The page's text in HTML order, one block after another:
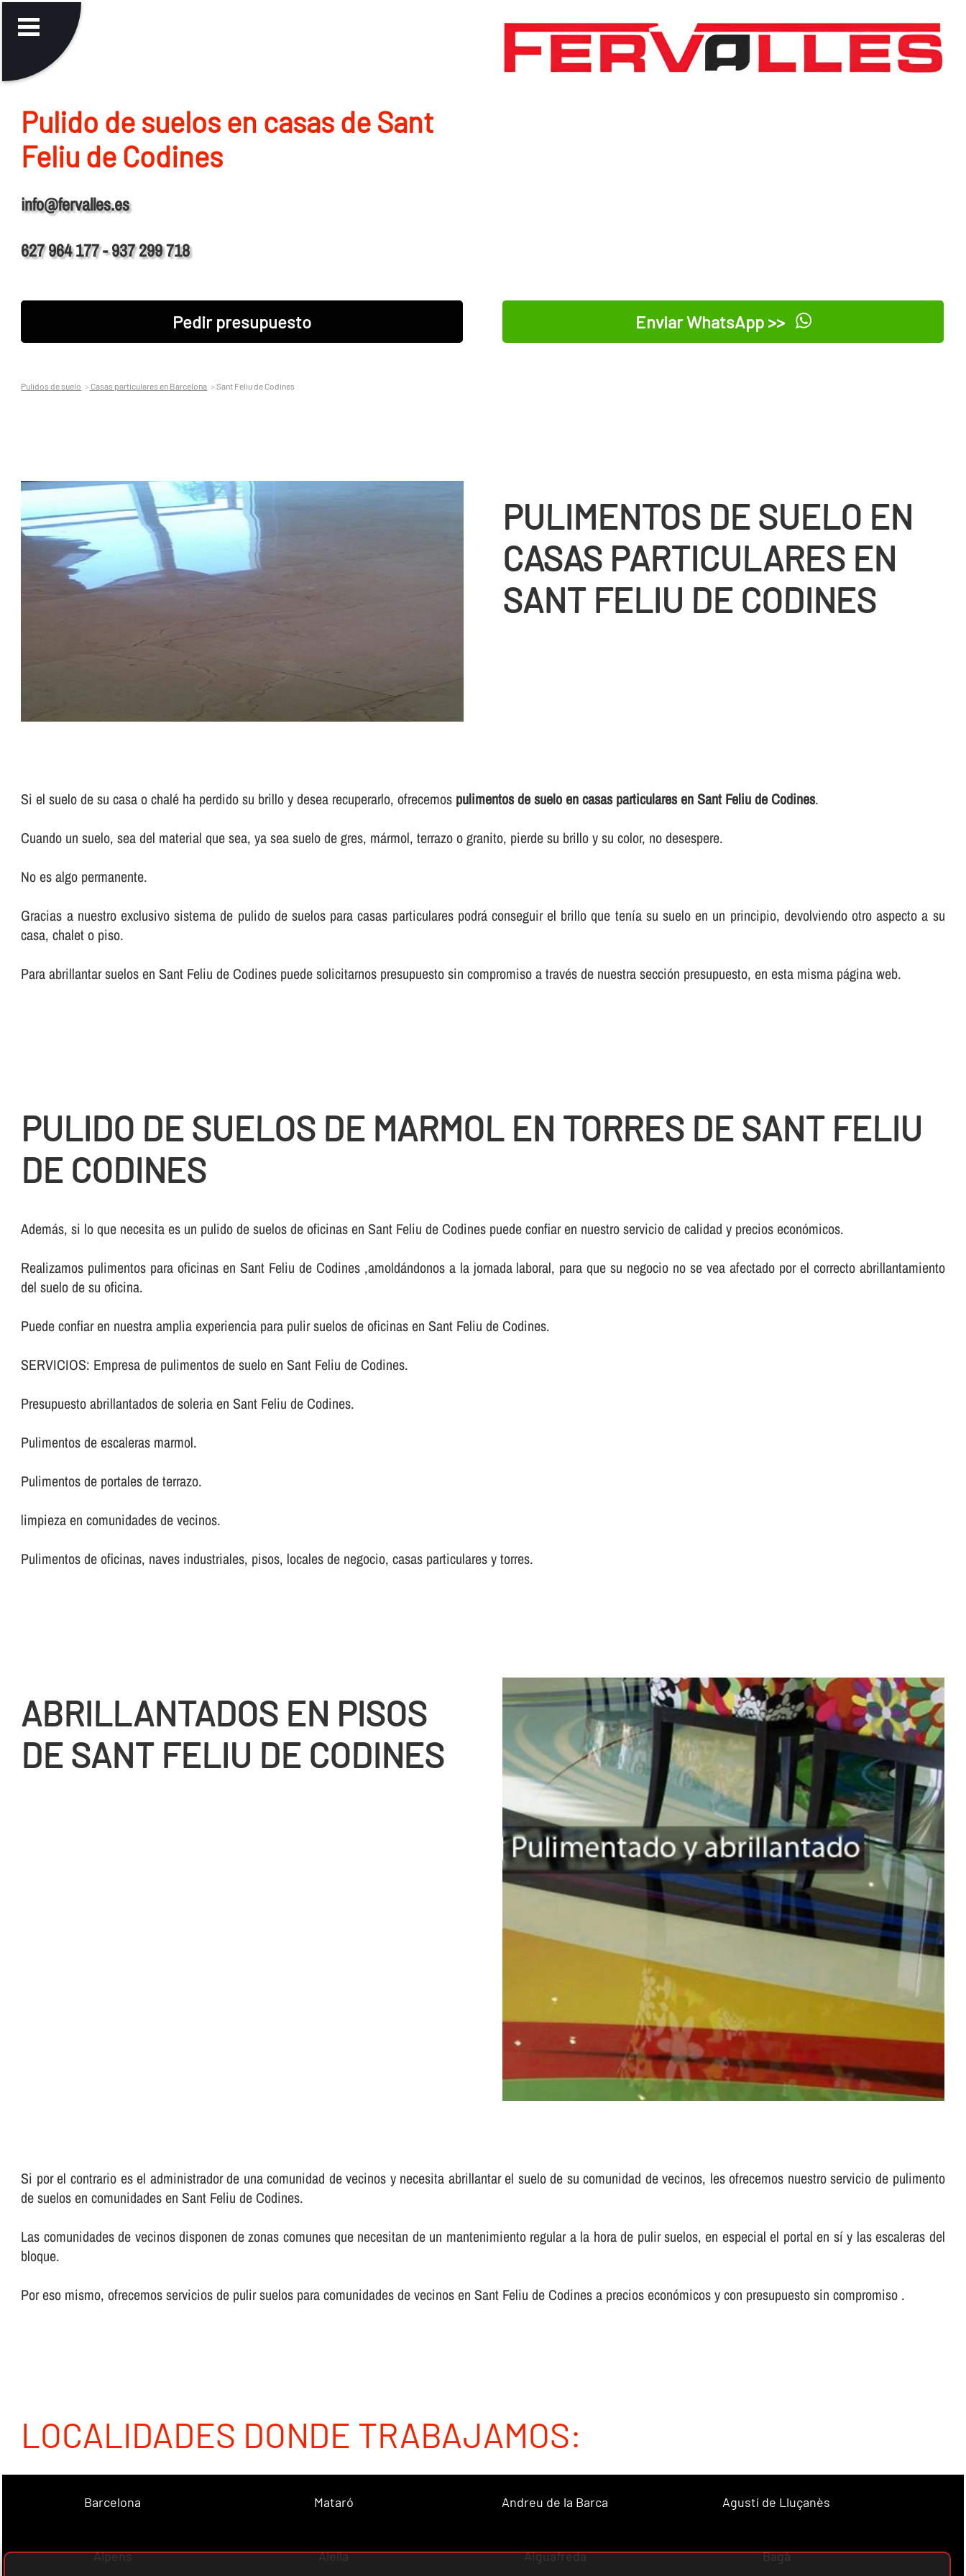
Pulido de suelos en casas de Sant
Feliu de Codines
info@fervalles.es
627 964 177 - 937 299 718
Pedir presupuesto Enviar WhatsApp >>
Pulidos de suelo Casas particulares en Barcelona Sant Feliu de Codines
PULIMENTOS DE SUELO EN
CASAS PARTICULARES EN
SANT FELIU DE CODINES
Si el suelo de su casa o chalé ha perdido su brillo y desea recuperarlo, ofrecemos pulimentos de suelo en casas particulares en Sant Feliu de Codines.
Cuando un suelo, sea del material que sea, ya sea suelo de gres, mármol, terrazo o granito, pierde su brillo y su color, no desespere.
No es algo permanente.
Gracias a nuestro exclusivo sistema de pulido de suelos para casas particulares podrá conseguir el brillo que tení­a su suelo en un principio, devolviendo otro aspecto a su
casa, chalet o piso.
Para abrillantar suelos en Sant Feliu de Codines puede solicitarnos presupuesto sin compromiso a través de nuestra sección presupuesto, en esta misma página web.
PULIDO DE SUELOS DE MARMOL EN TORRES DE SANT FELIU
DE CODINES
Además, si lo que necesita es un pulido de suelos de oficinas en Sant Feliu de Codines puede confiar en nuestro servicio de calidad y precios económicos.
Realizamos pulimentos para oficinas en Sant Feliu de Codines ,amoldándonos a la jornada laboral, para que su negocio no se vea afectado por el correcto abrillantamiento
del suelo de su oficina.
Puede confiar en nuestra amplia experiencia para pulir suelos de oficinas en Sant Feliu de Codines.
SERVICIOS: Empresa de pulimentos de suelo en Sant Feliu de Codines.
Presupuesto abrillantados de soleria en Sant Feliu de Codines.
Pulimentos de escaleras marmol.
Pulimentos de portales de terrazo.
limpieza en comunidades de vecinos.
Pulimentos de oficinas, naves industriales, pisos, locales de negocio, casas particulares y torres.
ABRILLANTADOS EN PISOS
DE SANT FELIU DE CODINES
Si por el contrario es el administrador de una comunidad de vecinos y necesita abrillantar el suelo de su comunidad de vecinos, les ofrecemos nuestro servicio de pulimento
de suelos en comunidades en Sant Feliu de Codines.
Las comunidades de vecinos disponen de zonas comunes que necesitan de un mantenimiento regular a la hora de pulir suelos, en especial el portal en sí­ y las escaleras del
bloque.
Por eso mismo, ofrecemos servicios de pulir suelos para comunidades de vecinos en Sant Feliu de Codines a precios económicos y con presupuesto sin compromiso .
LOCALIDADES DONDE TRABAJAMOS:
Barcelona Mataró Andreu de la Barca Agustí de Lluçanès
Alpens Alella Aiguafreda Bagà